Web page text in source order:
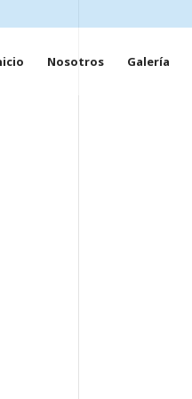
Nosotros Galería